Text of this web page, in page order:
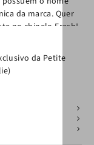
da marca. Quer
no chinelo Fresh!
em foco no
esse chinelo
vai bem com a
e todos os
da Petite